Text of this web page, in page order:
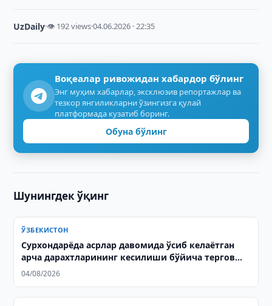
UzDaily·👁 192 views·04.06.2026 · 22:35
Воқеалар ривожидан хабардор бўлинг
Энг муҳим хабарлар, эксклюзив репортажлар ва
тезкор янгиликларни ўзингизга қулай
платформада кузатиб боринг.
Обуна бўлинг
Шунингдек ўқинг
ЎЗБЕКИСТОН
Сурхондарёда асрлар давомида ўсиб келаётган
арча дарахтларининг кесилиши бўйича тергов
олиб борилмоқда
04/08/2026